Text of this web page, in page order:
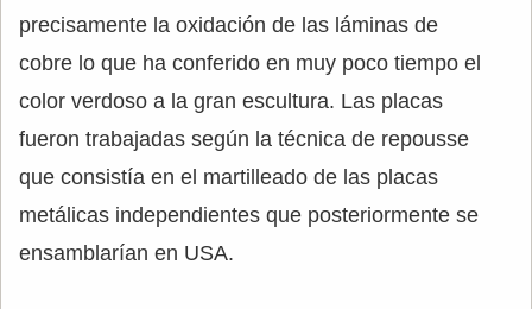
precisamente la oxidación de las láminas de
cobre lo que ha conferido en muy poco tiempo el
color verdoso a la gran escultura. Las placas
fueron trabajadas según la técnica de repousse
que consistía en el martilleado de las placas
metálicas independientes que posteriormente se
ensamblarían en USA.